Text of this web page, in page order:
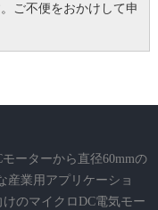
ご不便をおかけして申
ーターから直径60mmの
産業用アプリケーショ
のマイクロDC電気モー